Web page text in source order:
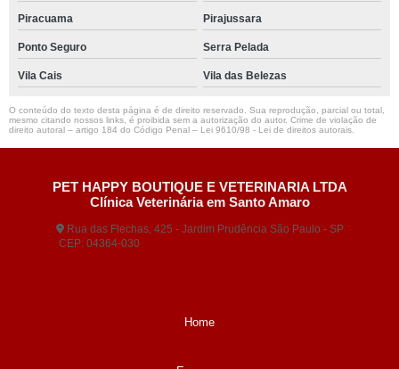
Piracuama Pirajussara
Ponto Seguro Serra Pelada
Vila Cais Vila das Belezas
O conteúdo do texto desta página é de direito reservado. Sua reprodução, parcial ou total,
mesmo citando nossos links, é proibida sem a autorização do autor. Crime de violação de
direito autoral – artigo 184 do Código Penal – Lei 9610/98 - Lei de direitos autorais
PET HAPPY BOUTIQUE E VETERINARIA LTDA
Clínica Veterinária em Santo Amaro
Rua das Flechas, 425 - Jardim Prudência São Paulo - SP
CEP: 04364-030
Home